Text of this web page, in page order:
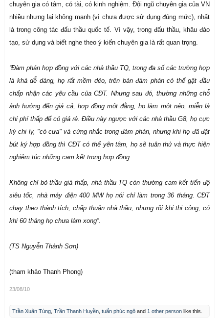
chuyên gia có tâm, có tài, có kinh nghiệm. Đội ngũ chuyên gia của VN
nhiều nhưng lại không mạnh (vì chưa được sử dụng đúng mức), nhất
là trong công tác đấu thầu quốc tế. Vì vậy, trong đấu thầu, khâu đào
tạo, sử dụng và biết nghe theo ý kiến chuyên gia là rất quan trọng.
“Đàm phán hợp đồng với các nhà thầu TQ, trong đa số các trường hợp
là khá dễ dàng, họ rất mềm dẻo, trên bàn đàm phán có thể gật đầu
chấp nhận các yêu cầu của CĐT. Nhưng sau đó, thường những chỗ
ảnh hưởng đến giá cả, hợp đồng một đằng, họ làm một nẻo, miễn là
chi phí thấp để có giá rẻ. Điều này ngược với các nhà thầu G8, họ cực
kỳ chi ly, "cò cưa" và cứng nhắc trong đàm phán, nhưng khi họ đã đặt
bút ký hợp đồng thì CĐT có thể yên tâm, họ sẽ tuân thủ và thực hiện
nghiêm túc những cam kết trong hợp đồng.
Không chỉ bỏ thầu giá thấp, nhà thầu TQ còn thường cam kết tiến độ
siêu tốc, nhà máy điện 400 MW họ nói chỉ làm trong 36 tháng. CĐT
chạy theo thành tích, chấp thuận nhà thầu, nhưng rồi khi thi công, có
khi 60 tháng họ chưa làm xong”.
(TS Nguyễn Thành Sơn)
(tham khảo Thanh Phong)
23/08/10
Trần Xuân Tùng Trần Thanh Huyền tuấn phúc ngô and 1 other person like this.